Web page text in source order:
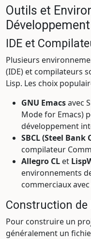
Outils et
Développement
IDE et
Plusieurs
(IDE) et compilateurs
Lisp. Les choix
GNU Emacsavec
Mode for Emacs)
développement
SBCL (Steel Bank
compilateur
Allegro CL et
environnements
commerciaux
Construction de
Pour construire un
généralement un